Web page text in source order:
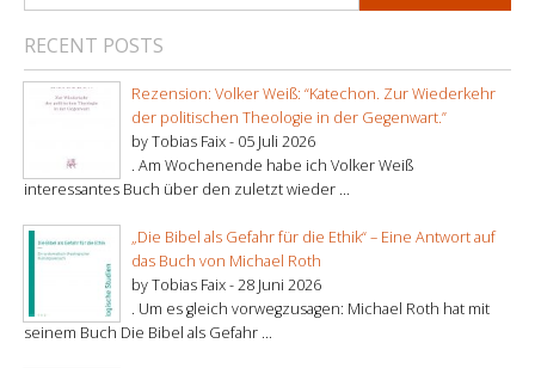
RECENT POSTS
Rezension: Volker Weiß: “Katechon. Zur Wiederkehr
der politischen Theologie in der Gegenwart.”
by Tobias Faix - 05 Juli 2026
. Am Wochenende habe ich Volker Weiß
interessantes Buch über den zuletzt wieder ...
„Die Bibel als Gefahr für die Ethik“ – Eine Antwort auf
das Buch von Michael Roth
by Tobias Faix -28 Juni 2026
. Um es gleich vorwegzusagen: Michael Roth hat mit
seinem Buch Die Bibel als Gefahr ...